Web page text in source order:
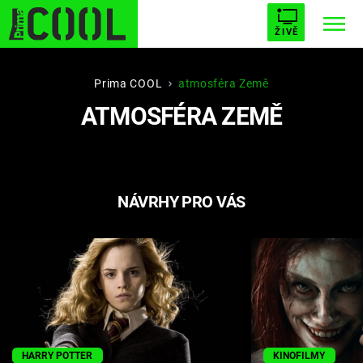
ŽIVĚ
STARHOUSE BUFFY, PŘEMOŽITELKA UPÍRŮ
PLNEJ KOTEL AVENGERS 5
Seriály
Hry
Prima COOL atmosféra Země
ATMOSFÉRA ZEMĚ
NÁVRHY PRO VÁS
HARRY POTTER KINOFILMY